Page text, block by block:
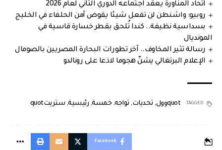
اتحاد المناورة يعقد اجتماعه الدوري الثاني لعام 2026
روبيو: واشنطن لن تفعل شيئا يقوض أمن الحلفاء في الخليج
بسداسية نظيفة.. كندا تُلحق بقطر خسارة قاسية في
المونديال
رسالة تثير المخاوف.. آخر تطورات البحارة المصريين بالصومال
الإعلام البرتغالي يشنّ هجوما لاذعا على رونالدو
TAGGED: quotوول , تحديات, تواجه,خمسة, رئيسية, ستريتquot
Facebook